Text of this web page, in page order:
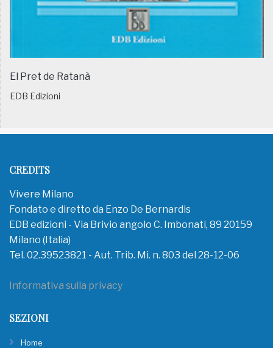
El Pret de Ratanà
EDB Edizioni
CREDITS
Vivere Milano
Fondato e diretto da Enzo De Bernardis
EDB edizioni - Via Brivio angolo C. Imbonati, 89 20159
Milano (Italia)
Tel. 02.39523821 - Aut. Trib. Mi. n. 803 del 28-12-06
Informativa sulla privacy
SEZIONI
Home